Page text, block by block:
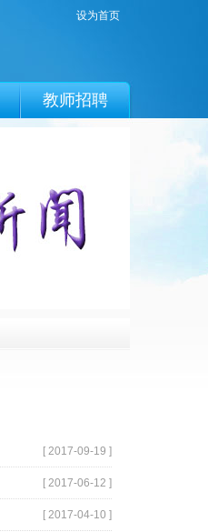
设为首页
教师招聘
[ 2017-09-19 ]
[ 2017-06-12 ]
[ 2017-04-10 ]